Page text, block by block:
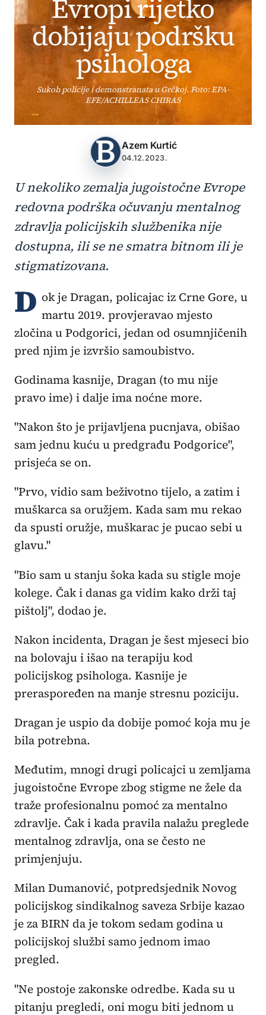
Evropi rijetko
dobijaju podršku
psihologa
Sukob policije i demonstranata u Grčkoj. Foto: EPA-
EFE/ACHILLEAS CHIRAS
Azem Kurtić
04.12.2023.
U nekoliko zemalja jugoistočne Evrope
redovna podrška očuvanju mentalnog
zdravlja policijskih službenika nije
dostupna, ili se ne smatra bitnom ili je
stigmatizovana.
D ok je Dragan, policajac iz Crne Gore, u
martu 2019. provjeravao mjesto
zločina u Podgorici, jedan od osumnjičenih
pred njim je izvršio samoubistvo.
Godinama kasnije, Dragan (to mu nije
pravo ime) i dalje ima noćne more.
"Nakon što je prijavljena pucnjava, obišao
sam jednu kuću u predgrađu Podgorice",
prisjeća se on.
"Prvo, vidio sam beživotno tijelo, a zatim i
muškarca sa oružjem. Kada sam mu rekao
da spusti oružje, muškarac je pucao sebi u
glavu."
"Bio sam u stanju šoka kada su stigle moje
kolege. Čak i danas ga vidim kako drži taj
pištolj", dodao je.
Nakon incidenta, Dragan je šest mjeseci bio
na bolovaju i išao na terapiju kod
policijskog psihologa. Kasnije je
preraspoređen na manje stresnu poziciju.
Dragan je uspio da dobije pomoć koja mu je
bila potrebna.
Međutim, mnogi drugi policajci u zemljama
jugoistočne Evrope zbog stigme ne žele da
traže profesionalnu pomoć za mentalno
zdravlje. Čak i kada pravila nalažu preglede
mentalnog zdravlja, ona se često ne
primjenjuju.
Milan Dumanović, potpredsjednik Novog
policijskog sindikalnog saveza Srbije kazao
je za BIRN da je tokom sedam godina u
policijskoj službi samo jednom imao
pregled.
"Ne postoje zakonske odredbe. Kada su u
pitanju pregledi, oni mogu biti jednom u